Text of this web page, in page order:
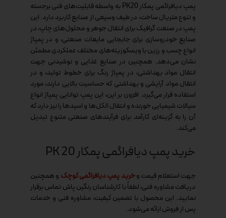
پمپ دیافراگمی پمکار PK20 به واسطه قابلیت‌های فنی برجسته
و تنوع متریال ساخت، در طیف وسیعی از صنایع کاربرد دارد. این
پمپ در صنعت گرافیک برای انتقال جوهر و محلول‌های چاپ، در
صنایع خودروسازی برای جابجایی مایعات صنعتی، و در پمپاژ
انواع چسب و رزین با ویسکوزیته‌های مختلف عملکردی مطمئن
نشان می‌دهد. همچنین در صنایع غذایی و نوشیدنی جهت
انتقال مواد بهداشتی، در پمپاژ رنگ برای خطوط تولید، و در
انتقال مواد آرایشی و بهداشتی که حساسیت بالایی دارند، مورد
استفاده قرار می‌گیرد. افزون بر این، این پمپ توانایی پمپاژ انواع
سیالات شیمیایی خورنده و انتقال الکل‌ها و اسیدها را نیز دارد که
آن را به گزینه‌ای کارآمد برای فرآیندهای صنعتی متنوع تبدیل
می‌کند.
خرید پمپ دیافراگمی پمکار PK 20
جهت استعلام قیمت وخرید پمپ دیافراگمی کوچک و همچنین
دریافت مشاوره فنی، لطفاً با کارشناسان رنگین پاش تماس برقرار
نمایید. این محصول با تضمین کیفیت، مشاوره فنی و خدمات
پس از فروش ارائه می‌شود.